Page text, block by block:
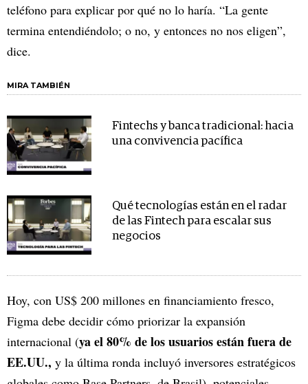
teléfono para explicar por qué no lo haría. “La gente
termina entendiéndolo; o no, y entonces no nos eligen”,
dice.
MIRA TAMBIÉN
Fintechs y banca tradicional: hacia
una convivencia pacífica
Qué tecnologías están en el radar
de las Fintech para escalar sus
negocios
Hoy, con US$ 200 millones en financiamiento fresco,
Figma debe decidir cómo priorizar la expansión
internacional (ya el 80% de los usuarios están fuera de
EE.UU., y la última ronda incluyó inversores estratégicos